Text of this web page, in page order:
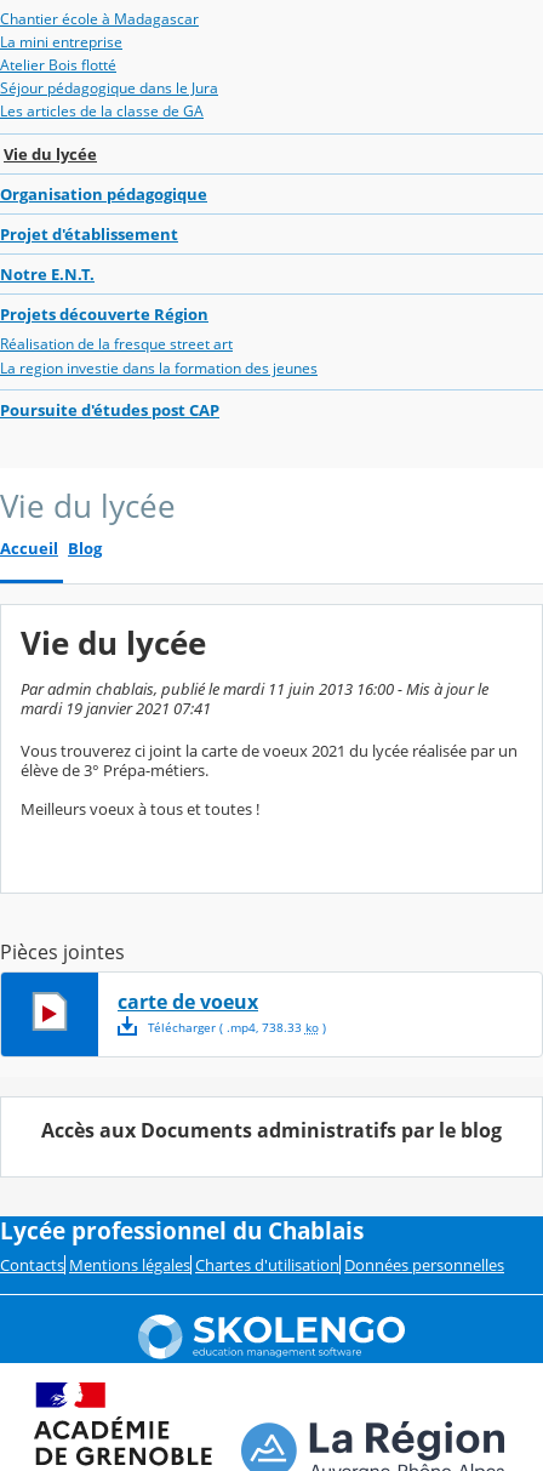
Chantier école à Madagascar
La mini entreprise
Atelier Bois flotté
Séjour pédagogique dans le Jura
Les articles de la classe de GA
Vie du lycée
Organisation pédagogique
Projet d'établissement
Notre E.N.T.
Projets découverte Région
Réalisation de la fresque street art
La region investie dans la formation des jeunes
Poursuite d'études post CAP
Vie du lycée
Accueil Blog
Vie du lycée
Par admin chablais, publié le mardi 11 juin 2013 16:00 - Mis à jour le
mardi 19 janvier 2021 07:41
Vous trouverez ci joint la carte de voeux 2021 du lycée réalisée par un
élève de 3° Prépa-métiers.
Meilleurs voeux à tous et toutes !
Pièces jointes
carte de voeux
Télécharger( .mp4, 738.33 ko)
Accès aux Documents administratifs par le blog
Lycée professionnel du Chablais
Contacts Mentions légales Chartes d'utilisation Données personnelles